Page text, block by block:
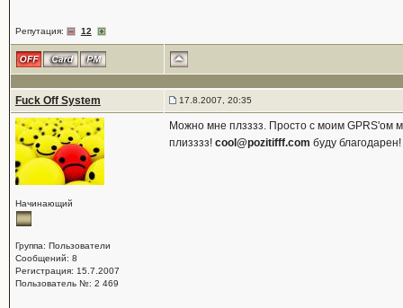
Репутация: 12
Fuck Off System 17.8.2007, 20:35
Начинающий
Группа: Пользователи
Сообщений: 8
Регистрация: 15.7.2007
Пользователь №: 2 469
Можно мне плзззз. Просто с моим GPRS'ом
плизззз! cool@pozitifff.com буду благодарен!